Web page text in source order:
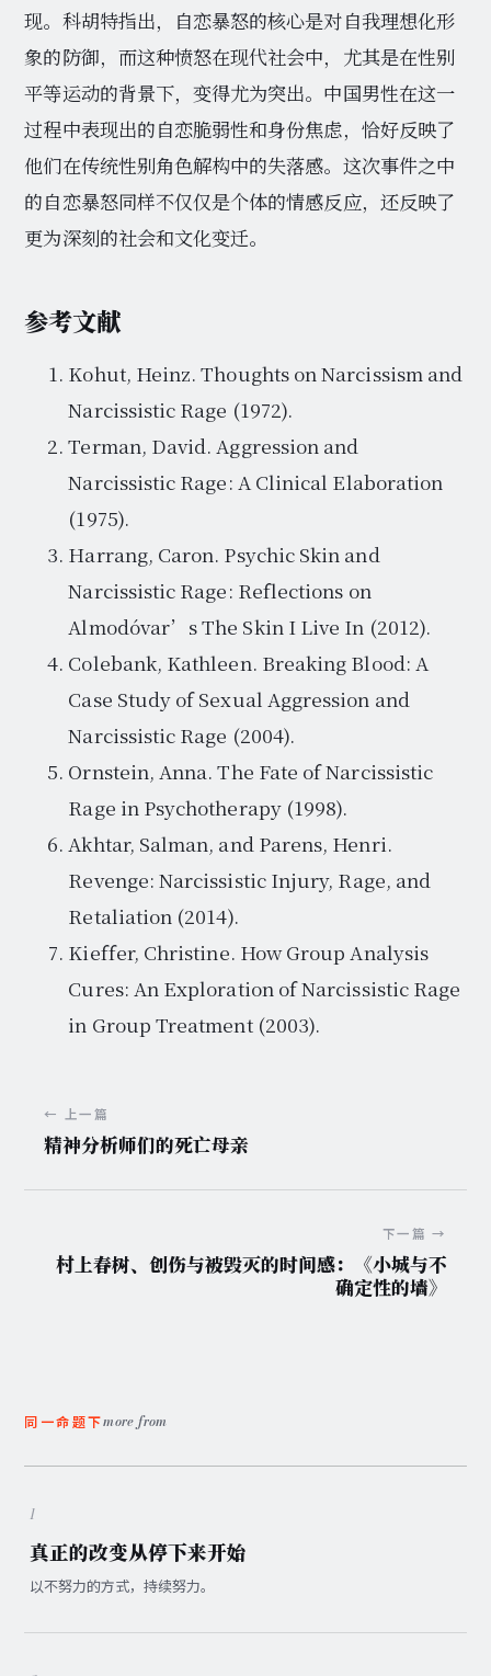
现。科胡特指出，自恋暴怒的核心是对自我理想化形
象的防御，而这种愤怒在现代社会中，尤其是在性别
平等运动的背景下，变得尤为突出。中国男性在这一
过程中表现出的自恋脆弱性和身份焦虑，恰好反映了
他们在传统性别角色解构中的失落感。这次事件之中
的自恋暴怒同样不仅仅是个体的情感反应，还反映了
更为深刻的社会和文化变迁。
参考文献
Kohut, Heinz. Thoughts on Narcissism and
Narcissistic Rage (1972).
Terman, David. Aggression and
Narcissistic Rage: A Clinical Elaboration
(1975).
Harrang, Caron. Psychic Skin and
Narcissistic Rage: Reflections on
Almodóvar’s The Skin I Live In (2012).
Colebank, Kathleen. Breaking Blood: A
Case Study of Sexual Aggression and
Narcissistic Rage (2004).
Ornstein, Anna. The Fate of Narcissistic
Rage in Psychotherapy (1998).
Akhtar, Salman, and Parens, Henri.
Revenge: Narcissistic Injury, Rage, and
Retaliation (2014).
Kieffer, Christine. How Group Analysis
Cures: An Exploration of Narcissistic Rage
in Group Treatment (2003).
← 上一篇
精神分析师们的死亡母亲
下一篇 →
村上春树、创伤与被毁灭的时间感：《小城与不
确定性的墙》
同一命题下more from
1
真正的改变从停下来开始
以不努力的方式，持续努力。